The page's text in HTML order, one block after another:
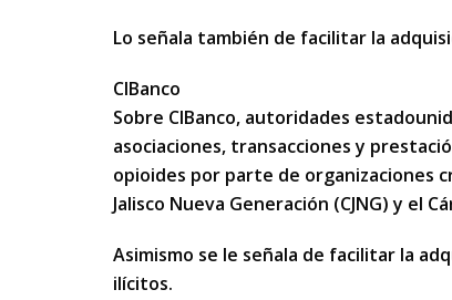
Lo señala también de facilitar la
CIBanco
Sobre CIBanco, autoridades
asociaciones, transacciones y
opioides por parte de organizaciones
Jalisco Nueva Generación (CJNG) y el
Asimismo se le señala de facilitar la
ilícitos.